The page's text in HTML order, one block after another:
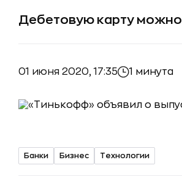
Дебетовую карту
01 июня 2020, 17:35 1 минута
Банки Бизнес Технологии